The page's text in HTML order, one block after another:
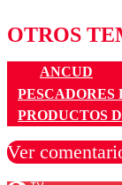
OTROS
ANCUD
PESCADORES
PRODUCTOS
Ver